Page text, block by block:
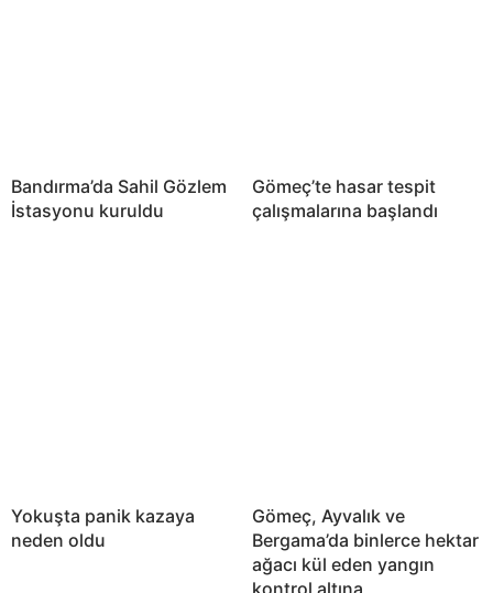
Bandırma’da Sahil Gözlem
İstasyonu kuruldu
Gömeç’te hasar tespit
çalışmalarına başlandı
Yokuşta panik kazaya
neden oldu
Gömeç, Ayvalık ve
Bergama’da binlerce hektar
ağacı kül eden yangın
kontrol altına